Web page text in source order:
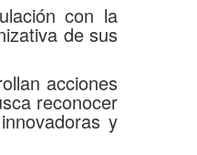
con la
de sus
acciones
reconocer
y